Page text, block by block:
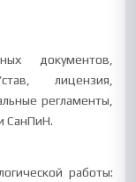
документов,
лицензия,
регламенты,
СанПиН.
работы: